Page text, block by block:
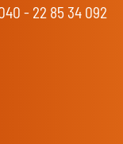
- 22 85 34 092